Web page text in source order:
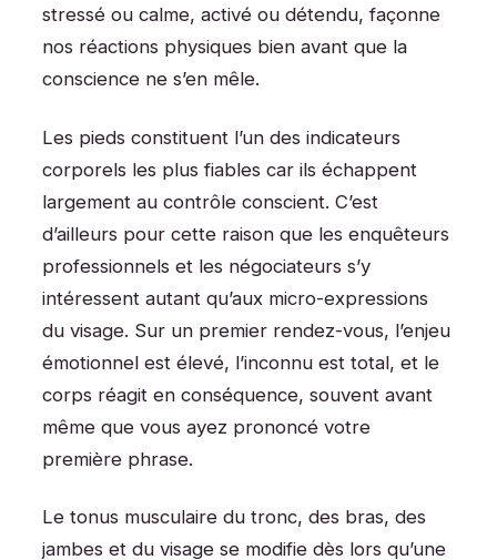
stressé ou calme, activé ou détendu, façonne
nos réactions physiques bien avant que la
conscience ne s’en mêle.
Les pieds constituent l’un des indicateurs
corporels les plus fiables car ils échappent
largement au contrôle conscient. C’est
d’ailleurs pour cette raison que les enquêteurs
professionnels et les négociateurs s’y
intéressent autant qu’aux micro-expressions
du visage. Sur un premier rendez-vous, l’enjeu
émotionnel est élevé, l’inconnu est total, et le
corps réagit en conséquence, souvent avant
même que vous ayez prononcé votre
première phrase.
Le tonus musculaire du tronc, des bras, des
jambes et du visage se modifie dès lors qu’une